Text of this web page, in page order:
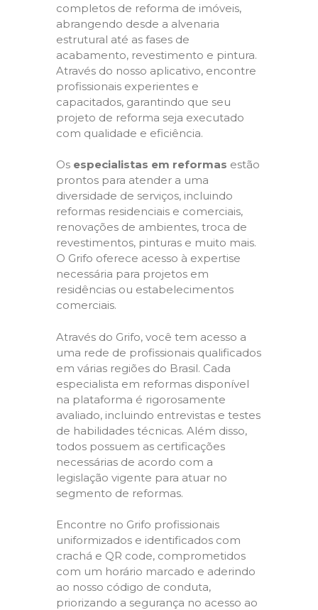
completos de reforma de imóveis,
abrangendo desde a alvenaria
estrutural até as fases de
acabamento, revestimento e pintura.
Através do nosso aplicativo, encontre
profissionais experientes e
capacitados, garantindo que seu
projeto de reforma seja executado
com qualidade e eficiência.
Os especialistas em reformas estão
prontos para atender a uma
diversidade de serviços, incluindo
reformas residenciais e comerciais,
renovações de ambientes, troca de
revestimentos, pinturas e muito mais.
O Grifo oferece acesso à expertise
necessária para projetos em
residências ou estabelecimentos
comerciais.
Através do Grifo, você tem acesso a
uma rede de profissionais qualificados
em várias regiões do Brasil. Cada
especialista em reformas disponível
na plataforma é rigorosamente
avaliado, incluindo entrevistas e testes
de habilidades técnicas. Além disso,
todos possuem as certificações
necessárias de acordo com a
legislação vigente para atuar no
segmento de reformas.
Encontre no Grifo profissionais
uniformizados e identificados com
crachá e QR code, comprometidos
com um horário marcado e aderindo
ao nosso código de conduta,
priorizando a segurança no acesso ao